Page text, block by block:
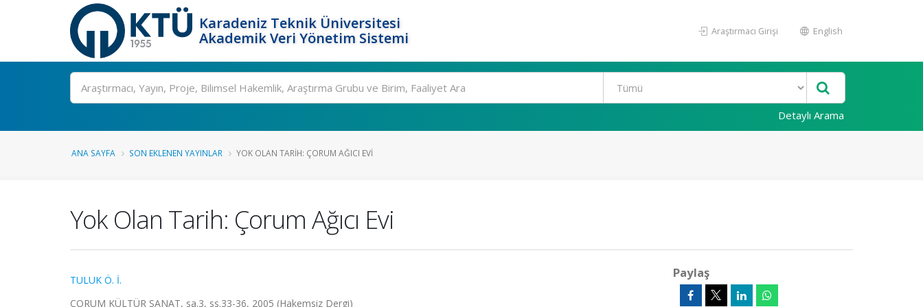
Karadeniz Teknik Üniversitesi
Akademik Veri Yönetim Sistemi
Araştırmacı Girişi English
Ara
Detaylı Arama
ANA SAYFA SON EKLENEN YAYINLAR YOK OLAN TARIH: ÇORUM AĞICI EVI
Yok Olan Tarih: Çorum Ağıcı Evi
TULUK Ö. İ.
ÇORUM KÜLTÜR SANAT, sa.3, ss.33-36, 2005 (Hakemsiz Dergi)
Paylaş